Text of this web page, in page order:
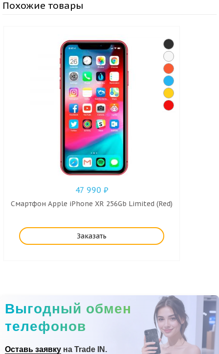
Похожие товары
47 990 ₽
Смартфон Apple iPhone XR 256Gb Limited (Red)
Заказать
Выгодный обмен
телефонов
Оставь заявку на Trade IN.